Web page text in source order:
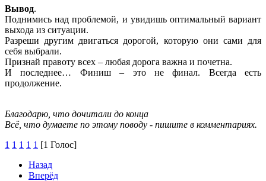
Вывод.
Поднимись над проблемой, и увидишь оптимальный вариант
выхода из ситуации.
Разреши другим двигаться дорогой, которую они сами для
себя выбрали.
Признай правоту всех – любая дорога важна и почетна.
И последнее… Финиш – это не финал. Всегда есть
продолжение.
Благодарю, что дочитали до конца
Всё, что думаете по этому поводу - пишите в комментариях.
1 1 1 1 1 [1 Голос]
Назад
Вперёд